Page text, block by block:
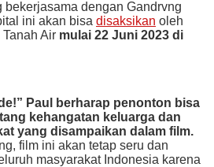
dengan Gandrvng
ini akan bisa disaksikan oleh
Air mulai 22 Juni 2023 di
Paul berharap penonton bisa
kehangatan keluarga dan
yang disampaikan dalam film.
film ini akan tetap seru dan
masyarakat Indonesia karena